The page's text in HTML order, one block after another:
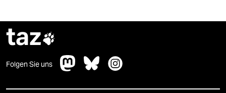
taz
Folgen Sie uns